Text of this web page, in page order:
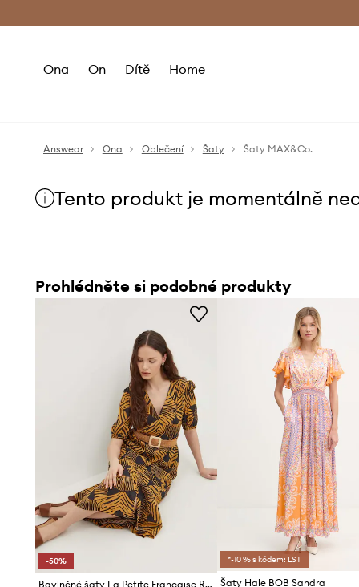
Doručení a
Ona On Dítě Home
Answear Ona Oblečení Šaty Šaty MAX&Co.
Tento produkt je momentálně
Prohlédněte si podobné produkty
-50%
Bavlněné šaty La Petite Française RACINE
*-10 % s kódem: LST
Šaty Hale BOB Sandra